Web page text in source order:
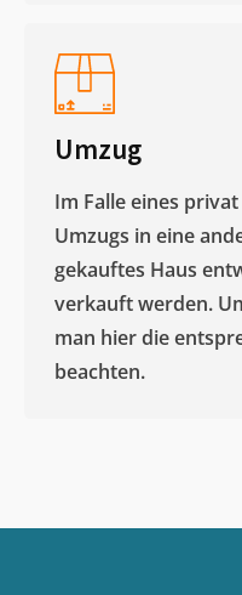
Umzug
Im Falle eines
Umzugs in eine
gekauftes Haus
verkauft werden.
man hier die
beachten.